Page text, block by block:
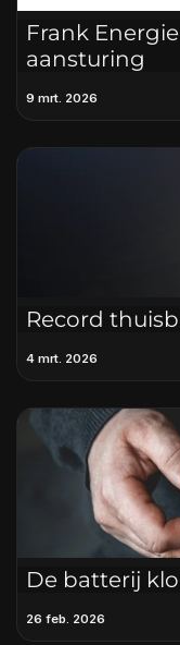
Frank
aansturing
9 mrt. 2026
Record
4 mrt. 2026
De batterij
26 feb. 2026